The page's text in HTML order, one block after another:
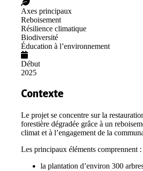
Axes principaux
Reboisement
Résilience climatique
Biodiversité
Éducation à l’environnement
Début
2025
Contexte
Le projet se concentre sur la
forestière dégradée grâce à un
climat et à l’engagement de la
Les principaux éléments comprennent :
la plantation d’environ 300